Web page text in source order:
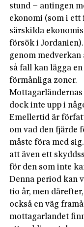
stund – antingen
ekonomi (som i
särskilda
försök i
genom
så fall kan lägga
förmånliga zoner.
dock inte upp i
Emellertid är
om vad den fjärde
måste föra med
att även ett
för den som inte
Denna period kan
tio år, men
också en väg
mottagarlandet